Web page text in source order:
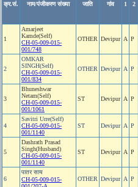
क्र.सं. नाम/पंजीकरण संख्या जाति गांव 1 2
1
Amarjeet
Kamde(Self)
CH-05-009-015-
001/748
OTHER Devipur A P
2
OMKAR
SINGH(Self)
CH-05-009-015-
001/834
OTHER Devipur A P
3
Bhuneshwar
Netam(Self)
CH-05-009-015-
001/1061
ST Devipur A P
4
Savitri Urre(Self)
CH-05-009-015-
001/1140
ST Devipur A P
5
Dashrath Prasad
Singh(Husband)
CH-05-009-015-
001/1140
ST Devipur A P
6
पातर साय
CH-05-009-015-
OTHER Devipur A P